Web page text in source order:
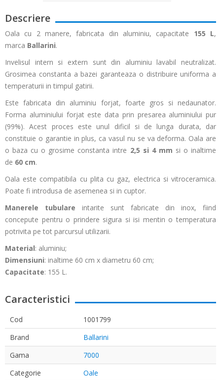
Descriere
Oala cu 2 manere, fabricata din aluminiu, capacitate 155 L,
marca Ballarini.
Invelisul intern si extern sunt din aluminiu lavabil neutralizat.
Grosimea constanta a bazei garanteaza o distribuire uniforma a
temperaturii in timpul gatirii.
Este fabricata din aluminiu forjat, foarte gros si nedaunator.
Forma aluminiului forjat este data prin presarea aluminiului pur
(99%). Acest proces este unul dificil si de lunga durata, dar
constituie o garantie in plus, ca vasul nu se va deforma. Oala are
o baza cu o grosime constanta intre 2,5 si 4mm si o inaltime
de 60 cm.
Oala este compatibila cu plita cu gaz, electrica si vitroceramica.
Poate fi introdusa de asemenea si in cuptor.
Manerele tubulare intarite sunt fabricate din inox, fiind
concepute pentru o prindere sigura si isi mentin o temperatura
potrivita pe tot parcursul utilizarii.
Material: aluminiu;
Dimensiuni: inaltime 60 cm x diametru 60 cm;
Capacitate: 155 L.
Caracteristici
Cod
1001799
Brand
Ballarini
Gama
7000
Categorie
Oale